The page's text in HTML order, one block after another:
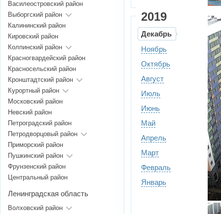
2019
Декабрь
Ноябрь
Октябрь
Август
Июль
Июнь
Май
Апрель
Март
Февраль
Январь
Василеостровский район
Выборгский район
Калининский район
Кировский район
Колпинский район
Красногвардейский район
Красносельский район
Кронштадтский район
Курортный район
Московский район
Невский район
Петроградский район
Петродворцовый район
Приморский район
Пушкинский район
Фрунзенский район
Центральный район
Ленинградская область
Волховский район